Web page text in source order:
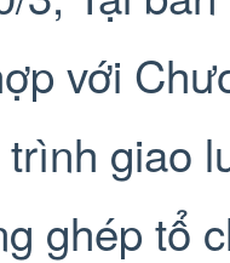
với
giao
ghép tổ